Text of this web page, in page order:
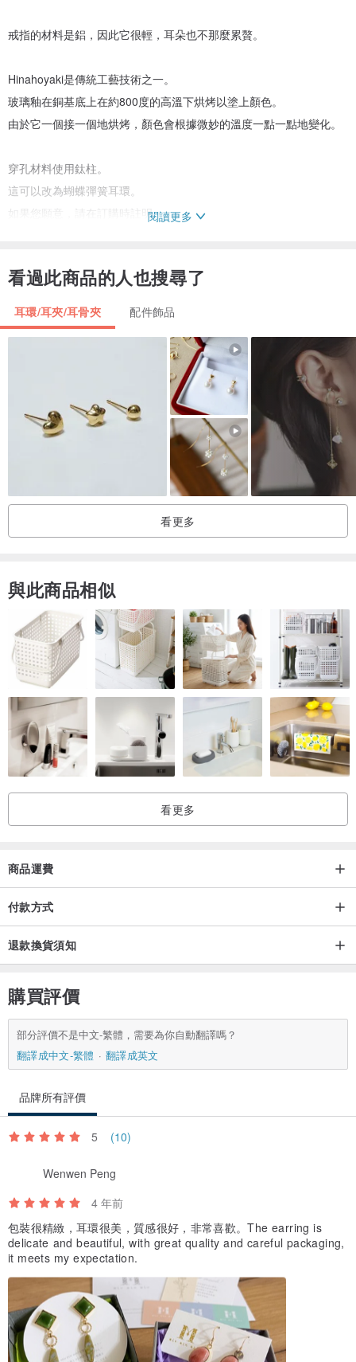
戒指的材料是鋁，因此它很輕，耳朵也不那麼累贅。
Hinahoyaki是傳統工藝技術之一。
玻璃釉在銅基底上在約800度的高溫下烘烤以塗上顏色。
由於它一個接一個地烘烤，顏色會根據微妙的溫度一點一點地變化。
穿孔材料使用鈦柱。
這可以改為蝴蝶彈簧耳環。
如果您願意，請在訂購時註明。
它非常精緻，可能會受到強烈撞擊而破裂。
- 如果工作因任何原因損壞，請立即停止使用。
·如果景泰藍的表面很髒，請用軟布擦拭。
不要使用含有磨料的洗滌劑，因為它可能會造成划痕。
·因為手工製作的顏色，形狀，尺寸等有一些錯誤，輕微的扭曲等，請
理解。
·請注意，清潔劑，藥品，化妝品，油，汗水，海水等可能會導致褪
- 使用後，用軟布等輕輕擦拭，然後遠離汗水，化妝品等附著物。
- 圖片在顯示器和實際工作之間可能會有一些顏色差異。
閱讀更多
看過此商品的人也搜尋了
耳環/耳夾/耳骨夾 配件飾品
看更多
與此商品相似
看更多
商品運費
付款方式
退款換貨須知
購買評價
部分評價不是中文-繁體，需要為你自動翻譯嗎？
翻譯成中文-繁體
翻譯成英文
品牌所有評價
5 (10)
Wenwen Peng
4 年前
包裝很精緻，耳環很美，質感很好，非常喜歡。The earring is
delicate and beautiful, with great quality and careful packaging,
it meets my expectation.